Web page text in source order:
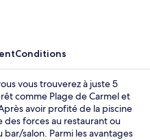
Conditions
vous trouverez à juste 5
comme Plage de Carmel et
avoir profité de la piscine
forces au restaurant ou
salon. Parmi les avantages